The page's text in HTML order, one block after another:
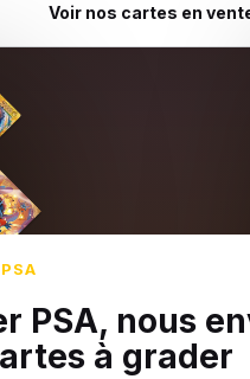
Voir nos cartes en
PSA, nous
à grader